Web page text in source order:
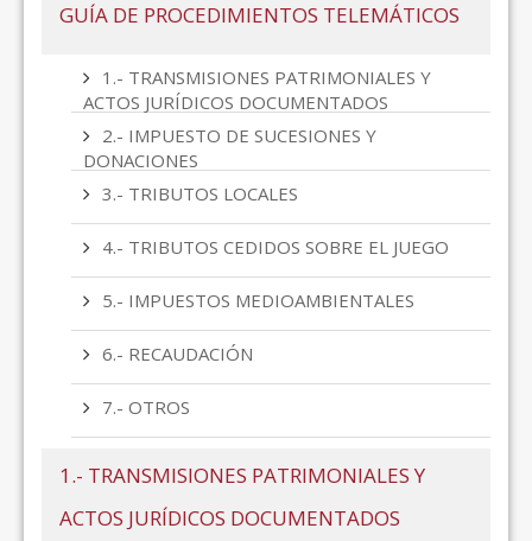
GUÍA DE PROCEDIMIENTOS TELEMÁTICOS
1.- TRANSMISIONES PATRIMONIALES Y
ACTOS JURÍDICOS DOCUMENTADOS
2.- IMPUESTO DE SUCESIONES Y
DONACIONES
3.- TRIBUTOS LOCALES
4.- TRIBUTOS CEDIDOS SOBRE EL JUEGO
5.- IMPUESTOS MEDIOAMBIENTALES
6.- RECAUDACIÓN
7.- OTROS
1.- TRANSMISIONES PATRIMONIALES Y
ACTOS JURÍDICOS DOCUMENTADOS